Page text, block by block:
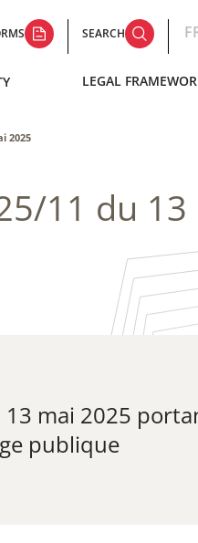
SEARCH
LEGAL
2025
11 du
13 mai 2025
publique